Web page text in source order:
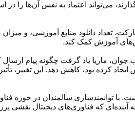
می‌تواند اعتماد به نفس آن‌ها را در
تعداد دانلود منابع آموزشی، و میزان
آموزش کمک کند.
ماریا یاد گرفت چگونه پیام ارسال
کرده بود، کاهش دهد. این تغییر،
با توانمندسازی سالمندان در حوزه
آینده‌ای که فناوری‌های دیجیتال نقشی